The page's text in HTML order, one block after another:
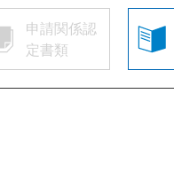
申請関係認
定書類